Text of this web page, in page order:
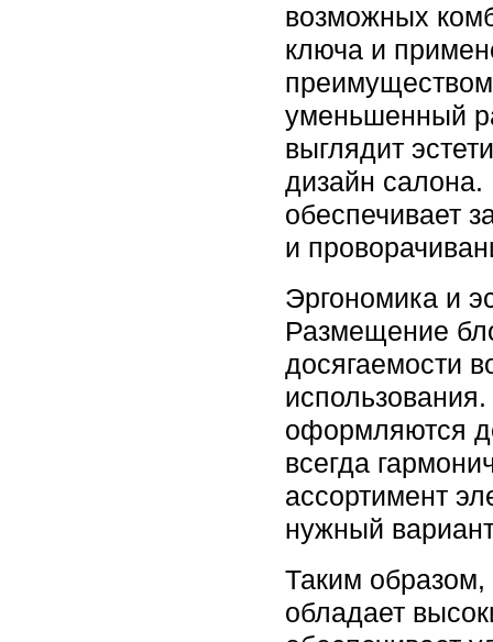
возможных
ключа и
преимуществом
уменьшенный
выглядит
дизайн салона.
обеспечивает
и
Эргономика и
Размещение
досягаемости
оформляются
всегда
ассортимент
нужный
Таким образом,
обладает